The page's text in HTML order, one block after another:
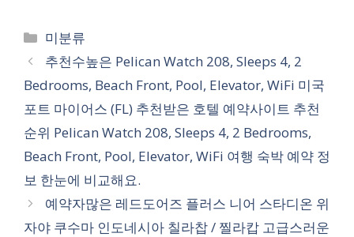
카
테
고
리
미분류
추천수높은 Pelican Watch 208, Sleeps 4, 2
Bedrooms, Beach Front, Pool, Elevator, WiFi 미국
포트 마이어스 (FL) 추천받은 호텔 예약사이트 추천
순위 Pelican Watch 208, Sleeps 4, 2 Bedrooms,
Beach Front, Pool, Elevator, WiFi 여행 숙박 예약 정
보 한눈에 비교해요.
예약자많은 레드도어즈 플러스 니어 스타디온 위
자야 쿠수마 인도네시아 칠라찹 / 찔라캅 고급스러운